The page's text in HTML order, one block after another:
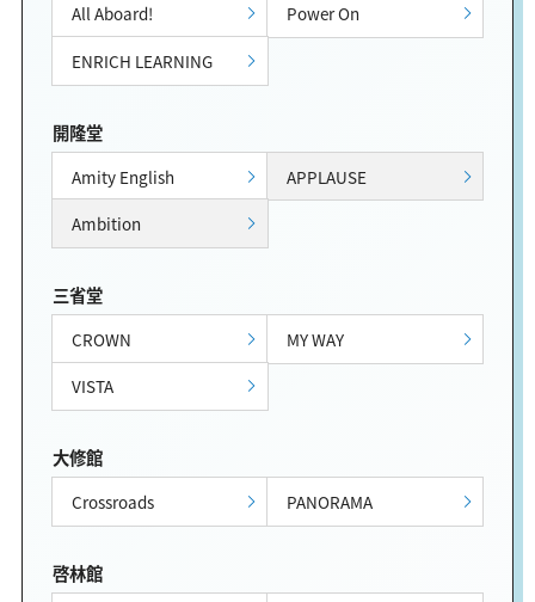
All Aboard!
Power On
ENRICH LEARNING
開隆堂
Amity English
APPLAUSE
Ambition
三省堂
CROWN
MY WAY
VISTA
大修館
Crossroads PANORAMA
啓林館